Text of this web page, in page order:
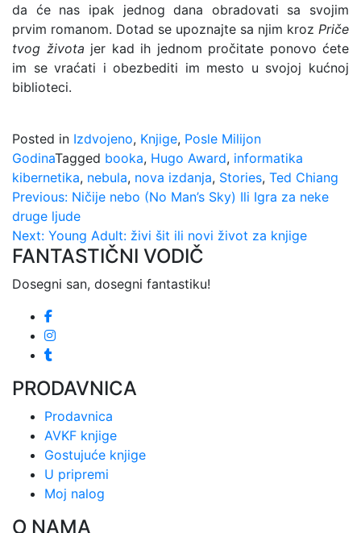
da će nas ipak jednog dana obradovati sa svojim
prvim romanom. Dotad se upoznajte sa njim kroz Priče
tvog života jer kad ih jednom pročitate ponovo ćete
im se vraćati i obezbediti im mesto u svojoj kućnoj
biblioteci.
Posted in Izdvojeno, Knjige, Posle Milijon
GodinaTagged booka, Hugo Award, informatika
kibernetika, nebula, nova izdanja, Stories, Ted Chiang
Kretanje
članka
Previous: Ničije nebo (No Man’s Sky) Ili Igra za neke
druge ljude
Next: Young Adult: živi šit ili novi život za knjige
FANTASTIČNI VODIČ
Dosegni san, dosegni fantastiku!
PRODAVNICA
Prodavnica
AVKF knjige
Gostujuće knjige
U pripremi
Moj nalog
O NAMA